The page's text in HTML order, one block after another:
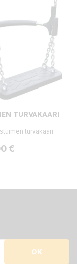
TURVAKAARI
turvakaari.
€